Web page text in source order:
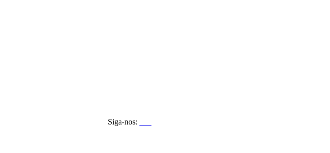
Siga-nos: